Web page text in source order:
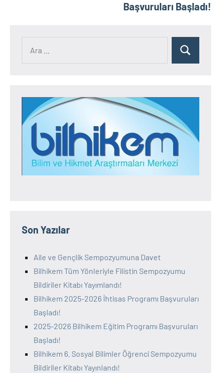
Başvuruları Başladı!
Ara
Son Yazılar
Aile ve Gençlik Sempozyumuna Davet
Bilhikem Tüm Yönleriyle Filistin Sempozyumu
Bildiriler Kitabı Yayımlandı!
Bilhikem 2025-2026 İhtisas Programı Başvuruları
Başladı!
2025-2026 Bilhikem Eğitim Programı Başvuruları
Başladı!
Bilhikem 6. Sosyal Bilimler Öğrenci Sempozyumu
Bildiriler Kitabı Yayınlandı!